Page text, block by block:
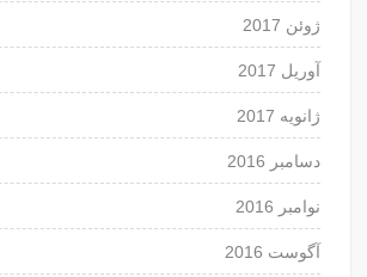
ژوئن 2017
آوریل 2017
ژانویه 2017
دسامبر 2016
نوامبر 2016
آگوست 2016